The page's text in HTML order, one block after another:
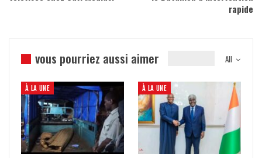
rapide
All
vous pourriez aussi aimer
À LA UNE À LA UNE